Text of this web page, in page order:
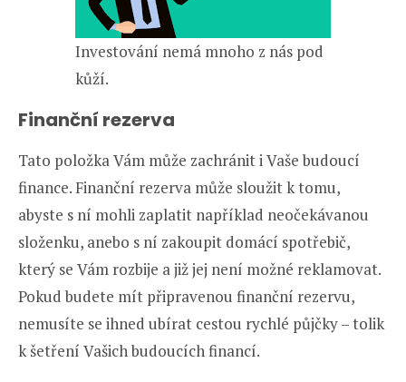
Investování nemá mnoho z nás pod
kůží.
Finanční rezerva
Tato položka Vám může zachránit i Vaše budoucí
finance. Finanční rezerva může sloužit k tomu,
abyste s ní mohli zaplatit například neočekávanou
složenku, anebo s ní zakoupit domácí spotřebič,
který se Vám rozbije a již jej není možné reklamovat.
Pokud budete mít připravenou finanční rezervu,
nemusíte se ihned ubírat cestou rychlé půjčky – tolik
k šetření Vašich budoucích financí.